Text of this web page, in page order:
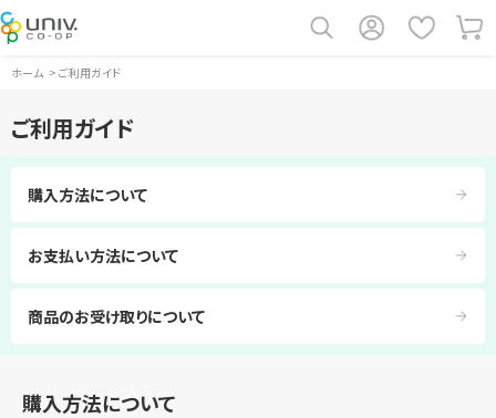
ホーム > ご利用ガイド
ご利用ガイド
購入方法について
お支払い方法について
商品のお受け取りについて
購入方法について